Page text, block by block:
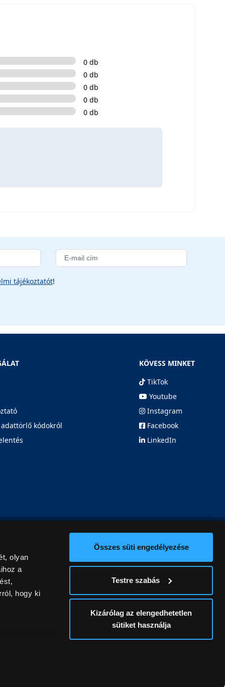
olyan
a
hogy ki
Összes süti engedélyezése
Testre szabás
Kizárólag az elengedhetetlen
sütiket használja
0 db
0 db
0 db
0 db
0 db
tájékoztatót!
kódokról
KÖVESS MINKET
TikTok
Youtube
Instagram
Facebook
LinkedIn